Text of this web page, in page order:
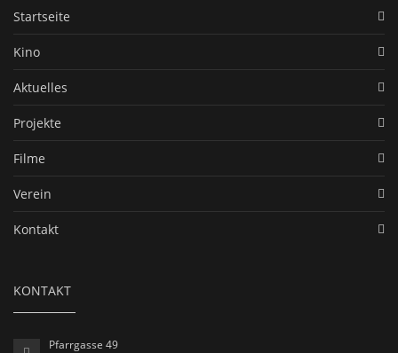
Startseite
Kino
Aktuelles
Projekte
Filme
Verein
Kontakt
KONTAKT
Pfarrgasse 49